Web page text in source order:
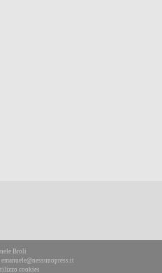
Broli
emanuele@nessunopress.it
cookies